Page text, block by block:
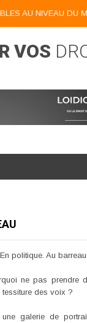
DU MENU
VOS
politique. Au barreau.
ne pas prendre
tessiture des voix ?
galerie de